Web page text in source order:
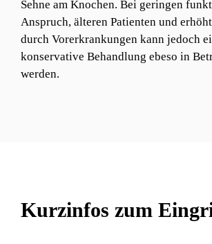
Sehne am Knochen. Bei geringen
Anspruch, älteren Patienten und
durch Vorerkrankungen kann jedoch
konservative Behandlung ebeso in
werden.
Kurzinfos zum